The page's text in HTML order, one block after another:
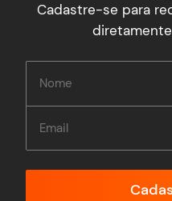
Cadastre-se para